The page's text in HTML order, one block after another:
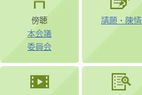
傍聴
本会議
委員会
請願・陳情